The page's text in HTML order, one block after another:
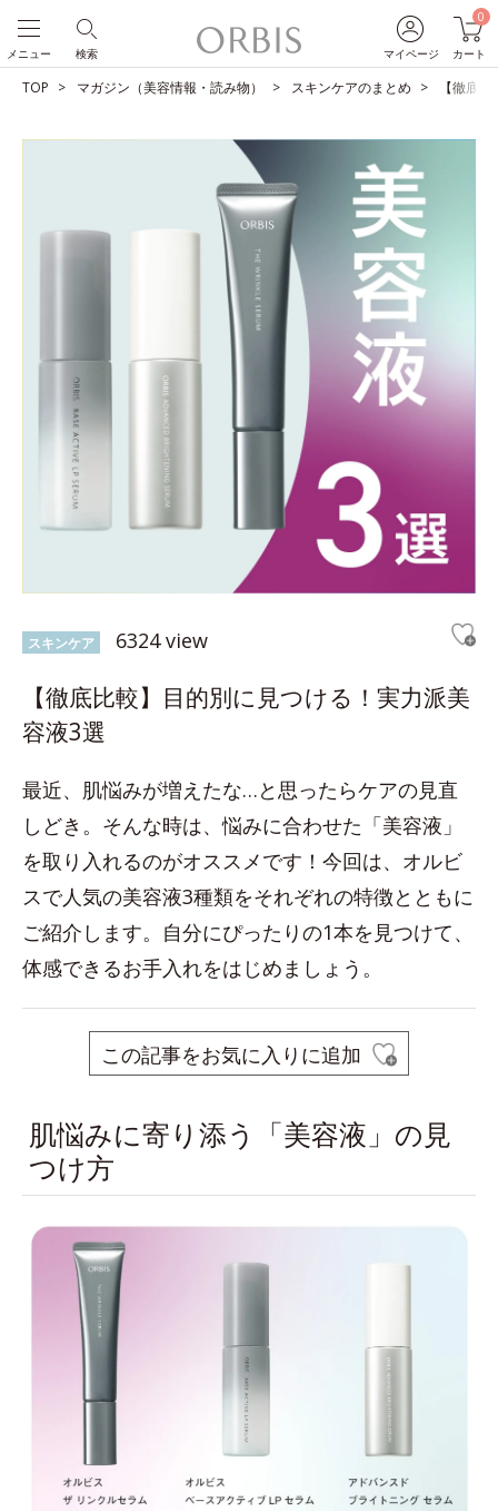
マイページ
0
カート
検索
メニュー
TOP マガジン（美容情報・読み物） スキンケアのまとめ 【徹底
スキンケア 6324 view
【徹底比較】目的別に見つける！実力派美
容液3選
最近、肌悩みが増えたな…と思ったらケアの見直
しどき。そんな時は、悩みに合わせた「美容液」
を取り入れるのがオススメです！今回は、オルビ
スで人気の美容液3種類をそれぞれの特徴とともに
ご紹介します。自分にぴったりの1本を見つけて、
体感できるお手入れをはじめましょう。
この記事をお気に入りに追加
肌悩みに寄り添う「美容液」の見
つけ方